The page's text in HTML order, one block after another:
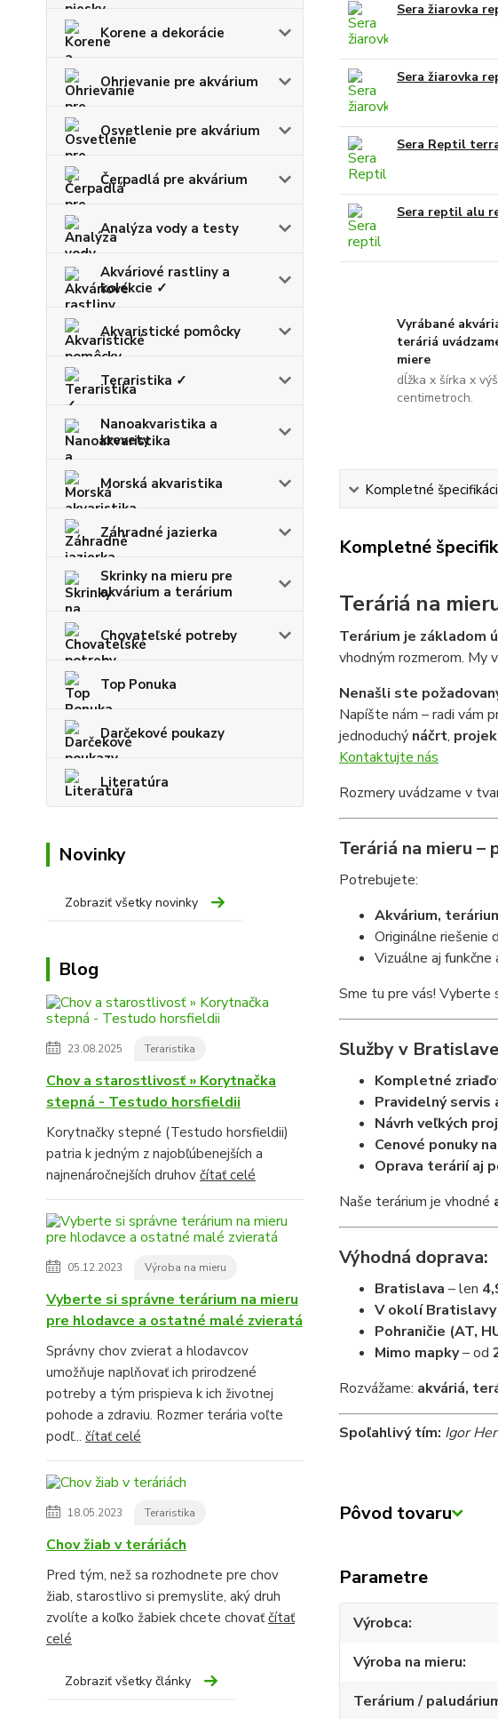
Korene a dekorácie
Ohrievanie pre akvárium
Osvetlenie pre akvárium
Čerpadlá pre akvárium
Analýza vody a testy
Akváriové rastliny a
kolekcie ✓
Akvaristické pomôcky
Teraristika ✓
Nanoakvaristika a
krevety
Morská akvaristika
Záhradné jazierka
Skrinky na mieru pre
akvárium a terárium
Chovateľské potreby
Top Ponuka
Darčekové poukazy
Literatúra
Novinky
Zobraziť všetky novinky
Blog
23.08.2025 Teraristika
Chov a starostlivosť » Korytnačka
stepná - Testudo horsfieldii
Korytnačky stepné (Testudo horsfieldii)
patria k jedným z najobľúbenejších a
najnenáročnejších druhov čítať celé
05.12.2023 Výroba na mieru
Vyberte si správne terárium na mieru
pre hlodavce a ostatné malé zvieratá
Správny chov zvierat a hlodavcov
umožňuje naplňovať ich prirodzené
potreby a tým prispieva k ich životnej
pohode a zdraviu. Rozmer terária voľte
podľ... čítať celé
18.05.2023 Teraristika
Chov žiab v teráriách
Pred tým, než sa rozhodnete pre chov
žiab, starostlivo si premyslite, aký druh
zvolíte a koľko žabiek chcete chovaťčítať
celé
Zobraziť všetky články
Sera žiarovka
Sera žiarovka
Sera Reptil
Sera reptil alu
Vyrábané
teráriá
miere
dĺžka x šírka x
centimetroch.
Kompletné
Kompletné
Teráriá na
Terárium je základom
vhodným rozmerom. My v
Nenašli ste
Napíšte nám – radi vám
jednoduchý náčrt,
Kontaktujte nás
Rozmery uvádzame v
Teráriá na mieru –
Potrebujete:
Akvárium,
Originálne riešenie
Vizuálne aj
Sme tu pre vás! Vyberte
Služby v
Kompletné
Pravidelný servis
Návrh veľkých
Cenové ponuky
Oprava terárií aj
Naše terárium je vhodné
Výhodná doprava:
Bratislava – len
V okolí
Pohraničie (AT,
Mimo mapky– od
Rozvážame: akváriá,
Spoľahlivý tím: Igor
Pôvod tovaru
Parametre
Výrobca
Výroba na mieru
Terárium /